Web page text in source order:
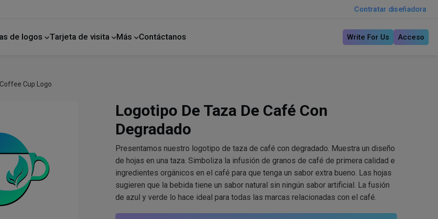
Contratar diseñadora
de logos Tarjeta de visita Más Contáctanos Write For Us Acceso
Cup Logo
Logotipo De Taza De Café Con
Degradado
Presentamos nuestro logotipo de taza de café con degradado. Muestra un diseño
de hojas en una taza. Simboliza la infusión de granos de café de primera calidad e
ingredientes orgánicos en el café para que tenga un sabor extra bueno. Las hojas
sugieren que la bebida tiene un sabor natural sin ningún sabor artificial. La fusión
de azul y verde lo hace ideal para todas las marcas relacionadas con el café.